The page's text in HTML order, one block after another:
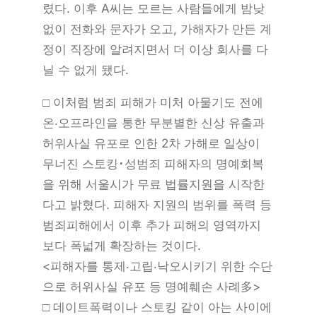
렸다. 이후 A씨는 모르는 사람들에게 밤낮
없이 전화와 문자가 오고, 가해자가 만든 계
정이 직장에 알려지면서 더 이상 회사를 다
닐 수 없게 됐다.
□ 이처럼 범죄 피해가 미처 아물기도 전에
온‧오프라인을 통한 무분별한 신상 유출과
허위사실 유포로 인한 2차 가해로 일상이
무너진 스토킹･성범죄 피해자의 명예회복
을 위해 서울시가 무료 법률지원을 시작한
다고 밝혔다. 피해자 지원의 범위를 폭력 등
범죄피해에서 이후 추가 피해의 영역까지
보다 폭넓게 확장하는 것이다.
<피해자를 통제‧고립‧낙오시키기 위한 수단
으로 허위사실 유포 등 명예훼손 사례多>
□ 데이트폭력이나 스토킹 같이 아는 사이에